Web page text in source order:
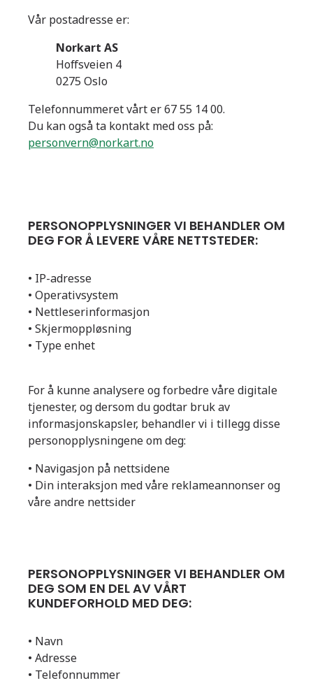
Vår postadresse er:
Norkart AS
Hoffsveien 4
0275 Oslo
Telefonnummeret vårt er 67 55 14 00.
Du kan også ta kontakt med oss på:
personvern@norkart.no
PERSONOPPLYSNINGER VI BEHANDLER OM
DEG FOR Å LEVERE VÅRE NETTSTEDER:
• IP-adresse
• Operativsystem
• Nettleserinformasjon
• Skjermoppløsning
• Type enhet
For å kunne analysere og forbedre våre digitale
tjenester, og dersom du godtar bruk av
informasjonskapsler, behandler vi i tillegg disse
personopplysningene om deg:
• Navigasjon på nettsidene
• Din interaksjon med våre reklameannonser og
våre andre nettsider
PERSONOPPLYSNINGER VI BEHANDLER OM
DEG SOM EN DEL AV VÅRT
KUNDEFORHOLD MED DEG:
• Navn
• Adresse
• Telefonnummer